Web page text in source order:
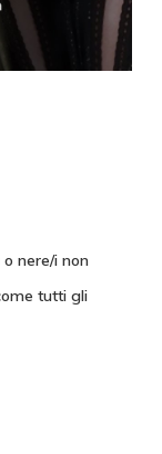
nere/i non
tutti gli